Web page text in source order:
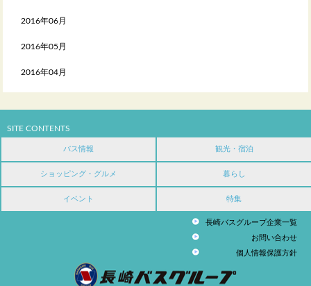
2016年06月
2016年05月
2016年04月
SITE CONTENTS
バス情報 観光・宿泊
ショッピング・グルメ 暮らし
イベント 特集
長崎バスグループ企業一覧
お問い合わせ
個人情報保護方針